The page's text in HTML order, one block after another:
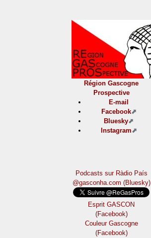
Région Gascogne
Prospective
E-mail
Facebook
Bluesky
Instagram
Podcasts sur Ràdio País
@gasconha.com (Bluesky)
Esprit GASCON
(Facebook)
Couleur Gascogne
(Facebook)